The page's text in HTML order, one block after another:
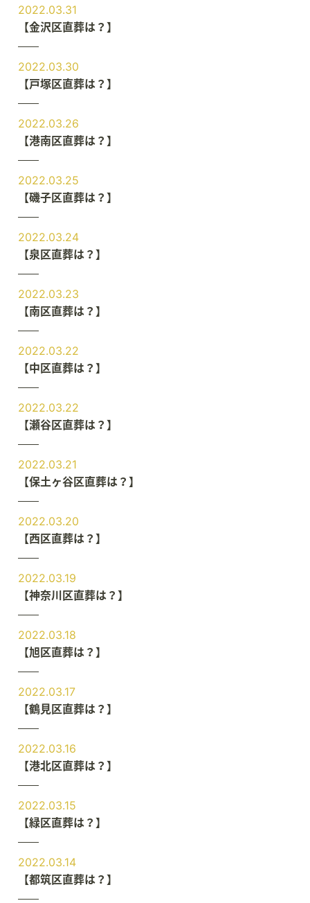
2022.03.31
【金沢区直葬は？】
2022.03.30
【戸塚区直葬は？】
2022.03.26
【港南区直葬は？】
2022.03.25
【磯子区直葬は？】
2022.03.24
【泉区直葬は？】
2022.03.23
【南区直葬は？】
2022.03.22
【中区直葬は？】
2022.03.22
【瀬谷区直葬は？】
2022.03.21
【保土ヶ谷区直葬は？】
2022.03.20
【西区直葬は？】
2022.03.19
【神奈川区直葬は？】
2022.03.18
【旭区直葬は？】
2022.03.17
【鶴見区直葬は？】
2022.03.16
【港北区直葬は？】
2022.03.15
【緑区直葬は？】
2022.03.14
【都筑区直葬は？】